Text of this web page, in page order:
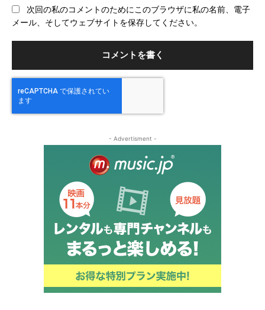
次回の私のコメントのためにこのブラウザに私の名前、電子
メール、そしてウェブサイトを保存してください。
- Advertisment -